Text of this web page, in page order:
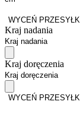
WYCEŃ
Kraj nadania
Kraj doręczenia
WYCEŃ